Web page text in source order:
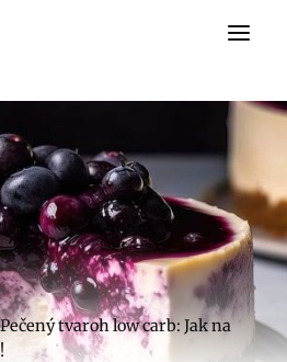
Pečený tvaroh low carb: Jak na